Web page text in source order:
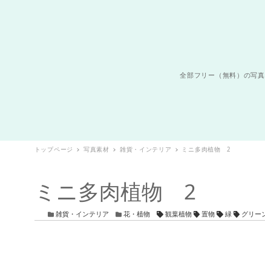
全部フリー（無料）の写
トップページ 写真素材 雑貨・インテリア ミニ多肉植物 2
ミニ多肉植物 2
カテゴリー
雑貨・インテリア カテゴリー
花・植物 タグ観葉植物 置物 緑 グリー